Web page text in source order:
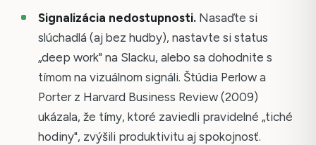
Signalizácia nedostupnosti.Nasaďte si
slúchadlá (aj bez hudby), nastavte si status
„deep work" na Slacku, alebo sa dohodnite s
tímom na vizuálnom signáli. Štúdia Perlow a
Porter z Harvard Business Review (2009)
ukázala, že tímy, ktoré zaviedli pravidelné „tiché
hodiny", zvýšili produktivitu aj spokojnosť.